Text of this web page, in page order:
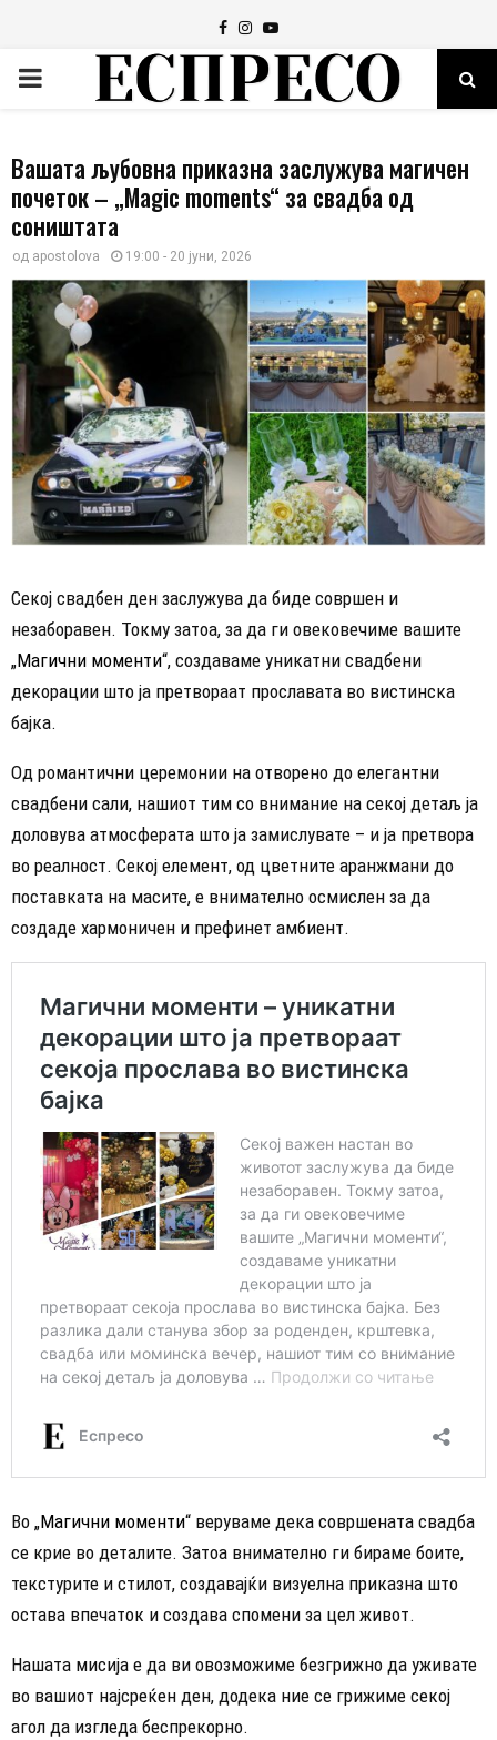
Facebook
Instagram
Youtube
PRIMARY
Вашата љубовна приказна заслужува магичен
почеток – „Magic moments“ за свадба од
соништата
од apostolova 19:00 - 20 јуни, 2026
Секој свадбен ден заслужува да биде совршен и
незаборавен. Токму затоа, за да ги овековечиме вашите
„Магични моменти“, создаваме уникатни свадбени
декорации што ја претвораат прославата во вистинска
бајка.
Од романтични церемонии на отворено до елегантни
свадбени сали, нашиот тим со внимание на секој детаљ ја
доловува атмосферата што ја замислувате – и ја претвора
во реалност. Секој елемент, од цветните аранжмани до
поставката на масите, е внимателно осмислен за да
создаде хармоничен и префинет амбиент.
Во „Магични моменти“ веруваме дека совршената свадба
се крие во деталите. Затоа внимателно ги бираме боите,
текстурите и стилот, создавајќи визуелна приказна што
остава впечаток и создава спомени за цел живот.
Нашата мисија е да ви овозможиме безгрижно да уживате
во вашиот најсреќен ден, додека ние се грижиме секој
агол да изгледа беспрекорно.